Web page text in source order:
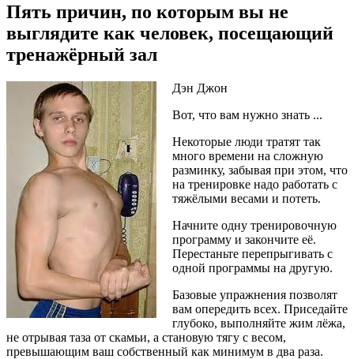
Пять причин, по которым вы не
выглядите как человек, посещающий
тренажёрный зал
Дэн Джон
Вот, что вам нужно знать ...
Некоторые люди тратят так
много времени на сложную
разминку, забывая при этом, что
на тренировке надо работать с
тяжёлыми весами и потеть.
Начните одну тренировочную
программу и закончите её.
Перестаньте перепрыгивать с
одной программы на другую.
Базовые упражнения позволят
вам опередить всех. Приседайте
глубоко, выполняйте жим лёжа,
не отрывая таза от скамьи, а становую тягу с весом,
превышающим ваш собственный как минимум в два раза.